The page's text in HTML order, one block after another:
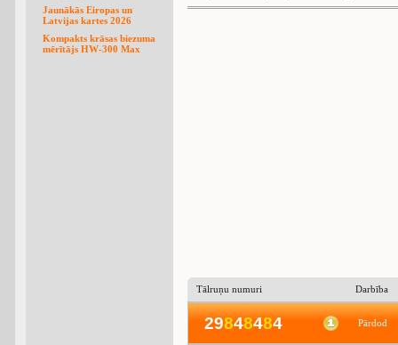
Jaunākās Eiropas un
Latvijas kartes 2026
Kompakts krāsas biezuma
mērītājs HW-300 Max
Tālruņu numuri Darbība
29848484 Pārdod